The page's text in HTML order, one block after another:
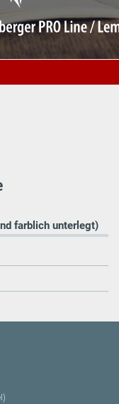
farblich unterlegt)